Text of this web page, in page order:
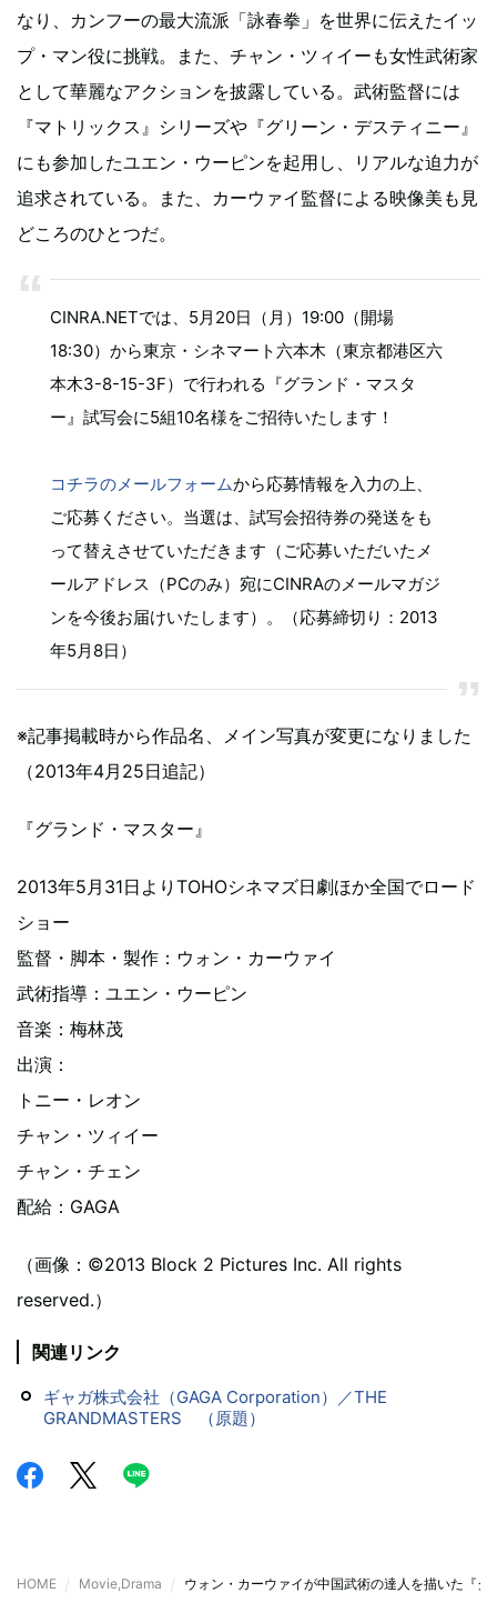
なり、カンフーの最大流派「詠春拳」を世界に伝えたイッ
プ・マン役に挑戦。また、チャン・ツィイーも女性武術家
として華麗なアクションを披露している。武術監督には
『マトリックス』シリーズや『グリーン・デスティニー』
にも参加したユエン・ウーピンを起用し、リアルな迫力が
追求されている。また、カーウァイ監督による映像美も見
どころのひとつだ。
CINRA.NETでは、5月20日（月）19:00（開場
18:30）から東京・シネマート六本木（東京都港区六
本木3-8-15-3F）で行われる『グランド・マスタ
ー』試写会に5組10名様をご招待いたします！
コチラのメールフォームから応募情報を入力の上、
ご応募ください。当選は、試写会招待券の発送をも
って替えさせていただきます（ご応募いただいたメ
ールアドレス（PCのみ）宛にCINRAのメールマガジ
ンを今後お届けいたします）。（応募締切り：2013
年5月8日）
※記事掲載時から作品名、メイン写真が変更になりました
（2013年4月25日追記）
『グランド・マスター』
2013年5月31日よりTOHOシネマズ日劇ほか全国でロード
ショー
監督・脚本・製作：ウォン・カーウァイ
武術指導：ユエン・ウーピン
音楽：梅林茂
出演：
トニー・レオン
チャン・ツィイー
チャン・チェン
配給：GAGA
（画像：©2013 Block 2 Pictures Inc. All rights
reserved.）
関連リンク
ギャガ株式会社（GAGA Corporation）／THE
GRANDMASTERS （原題）
HOME Movie,Drama ウォン・カーウァイが中国武術の達人を描いた『